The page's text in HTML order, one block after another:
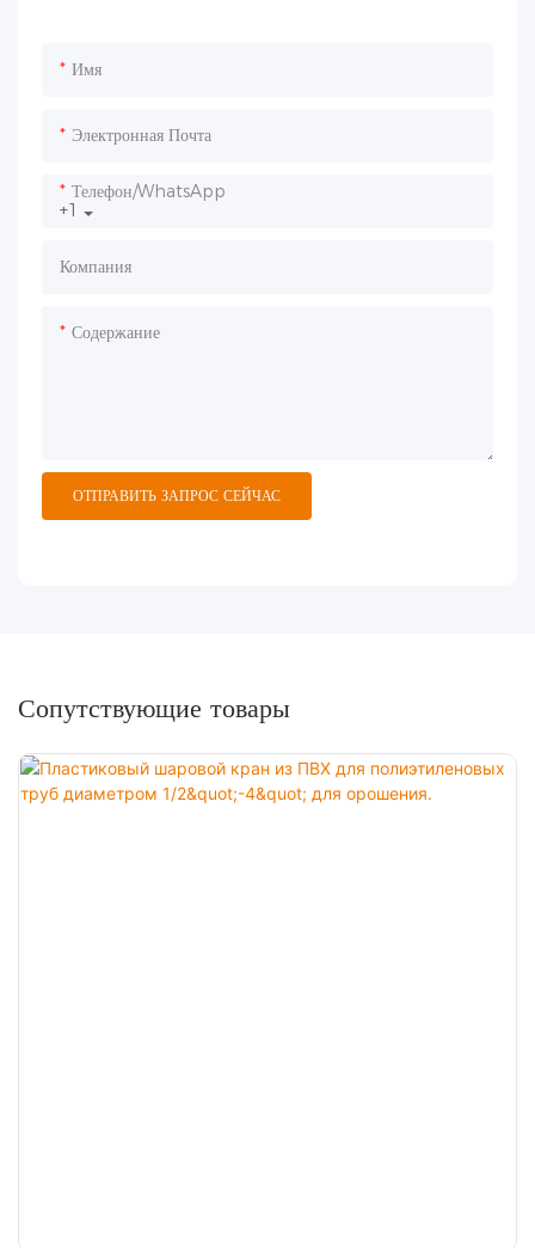
Имя
Электронная Почта
+1
Телефон/WhatsApp
Компания
Содержание
ОТПРАВИТЬ ЗАПРОС СЕЙЧАС
Сопутствующие товары